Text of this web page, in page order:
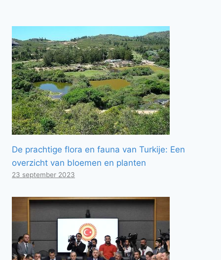
De prachtige flora en fauna van Turkije: Een
overzicht van bloemen en planten
23 september 2023